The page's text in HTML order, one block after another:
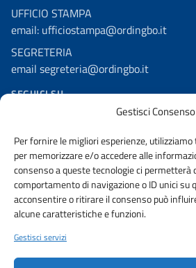
Gestisci Consenso
Per fornire le migliori esperienze, utilizziamo
per memorizzare e/o accedere alle
consenso a queste tecnologie ci permetterà
comportamento di navigazione o ID unici su
acconsentire o ritirare il consenso può
alcune caratteristiche e funzioni.
Gestisci servizi
UFFICIO STAMPA
email: ufficiostampa@ordingbo.it
SEGRETERIA
email segreteria@ordingbo.it
SEGUICI SU
Linkedin
Youtube
Instagram
AMMINISTRAZIONE TRASPARENTE